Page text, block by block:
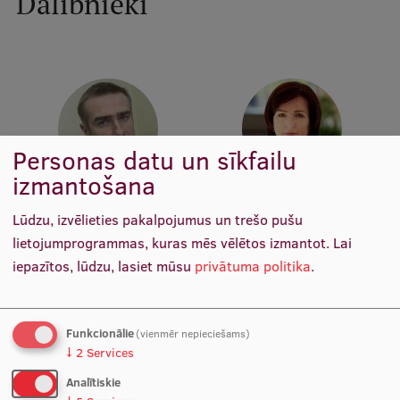
Pētniecības datu pārvaldība
Zinātnes ietekme
Pētniecības platformas
Doktorantūras skola
Pētniecības pakalpojumi
Pētniecības projekti
Zinātnieku brokastis
Zinātniskās konferences
Inovāciju centrs
Asoc. prof. Arvīds Irmejs
Docētājs, Direktors, Vadošais
pētnieks
Direktore, Docētāja
Personas datu un sīkfailu
izmantošana
Lūdzu, izvēlieties pakalpojumus un trešo pušu
lietojumprogrammas, kuras mēs vēlētos izmantot. Lai
iepazītos, lūdzu, lasiet mūsu privātuma politika.
Funkcionālie(vienmēr nepieciešams)
↓ 2 Services
Analītiskie